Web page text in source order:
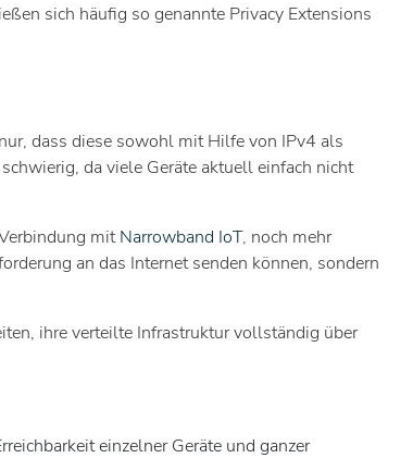
sich häufig so genannte Privacy Extensions
dass diese sowohl mit Hilfe von IPv4 als
da viele Geräte aktuell einfach nicht
mitNarrowband IoT, noch mehr
an das Internet senden können, sondern
ihre verteilte Infrastruktur vollständig über
einzelner Geräte und ganzer